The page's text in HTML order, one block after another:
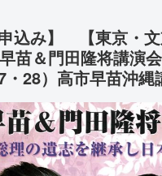
申込み】 【東京・文
苗＆門田隆将講演
・28）高市早苗沖縄